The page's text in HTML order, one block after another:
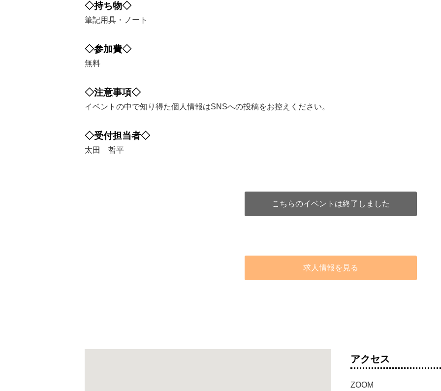
◇持ち物◇
筆記用具・ノート
◇参加費◇
無料
◇注意事項◇
イベントの中で知り得た個人情報はSNSへの投稿をお控えください。
◇受付担当者◇
太田 哲平
こちらのイベントは終了しました
求人情報を見る
アクセス
ZOOM